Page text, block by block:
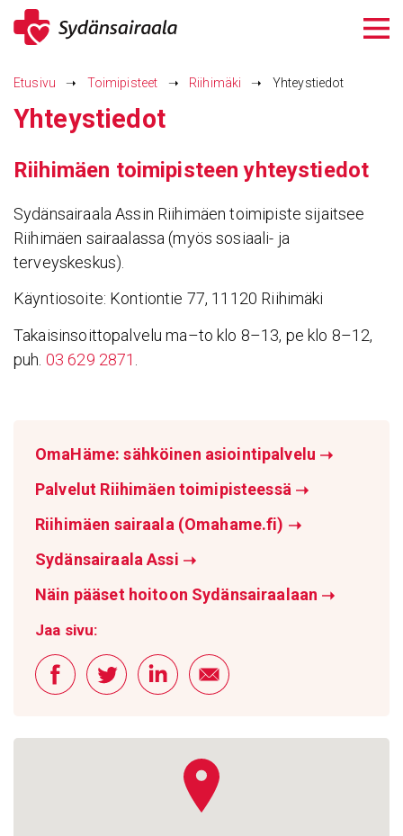
Siirry
sisältöön
Etusivu ➝ Toimipisteet ➝ Riihimäki ➝ Yhteystiedot
Yhteys­tiedot
Riihi­mäen toimi­pis­teen yhteys­tiedot
Sydänsairaala Assin Riihimäen toimipiste sijaitsee
Riihimäen sairaalassa (myös sosiaali- ja
terveyskeskus).
Käyntiosoite: Kontiontie 77, 11120 Riihimäki
Takaisinsoittopalvelu ma–to klo 8–13, pe klo 8–12,
puh. 03 629 2871
OmaHäme: sähköinen asiointipalvelu ➝
Palvelut Riihimäen toimipisteessä ➝
Riihimäen sairaala (Omahame.fi) ➝
Sydänsairaala Assi ➝
Näin pääset hoitoon Sydänsairaalaan ➝
Jaa sivu: